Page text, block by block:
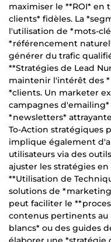
maximiser le **ROI* en
clients* fidèles. La
l'utilisation de *mots-
*référencement
générer du trafic
**Stratégies de Lead
maintenir l'intérêt des
*clients. Un marketer
campagnes
*newsletters*
To-Action stratégiques
implique également
utilisateurs via des
ajuster les stratégies
**Utilisation de
solutions de
peut faciliter le
contenus pertinents
blancs* ou des guides